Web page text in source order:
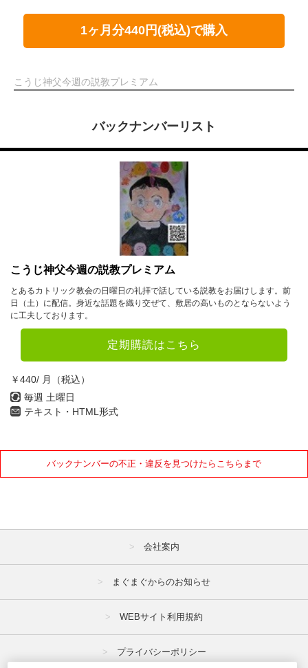
1ヶ月分440円(税込)で購入
こうじ神父今週の説教プレミアム
バックナンバーリスト
こうじ神父今週の説教プレミアム
とあるカトリック教会の日曜日の礼拝で話している説教をお届けします。前
日（土）に配信。身近な話題を織り交ぜて、敷居の高いものとならないよう
に工夫しております。
定期購読はこちら
￥440/ 月（税込）
毎週 土曜日
テキスト・HTML形式
バックナンバーの不正・違反を見つけたらこちらまで
会社案内
まぐまぐからのお知らせ
WEBサイト利用規約
プライバシーポリシー